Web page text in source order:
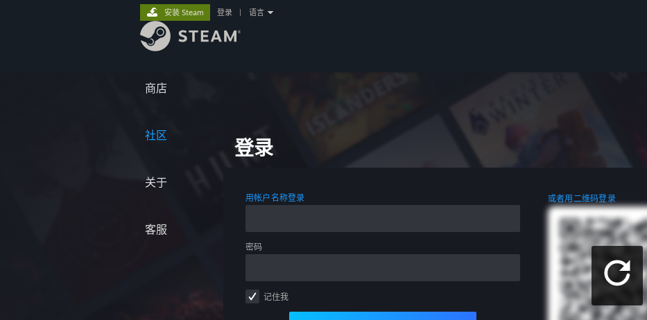
商店
社区
关于
客服
安装 Steam 登录 语言
登录
用帐户名称登录
密码
记住我
或者用二维码登录